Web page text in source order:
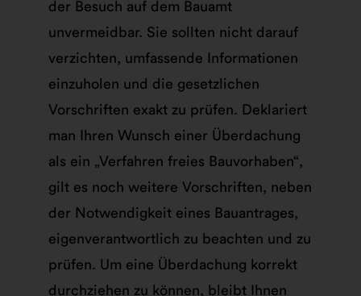
der Besuch auf dem Bauamt
unvermeidbar. Sie sollten nicht darauf
verzichten, umfassende Informationen
einzuholen und die gesetzlichen
Vorschriften exakt zu prüfen. Deklariert
man Ihren Wunsch einer Überdachung
als ein „Verfahren freies Bauvorhaben“,
gilt es noch weitere Vorschriften, neben
der Notwendigkeit eines Bauantrages,
eigenverantwortlich zu beachten und zu
prüfen. Um eine Überdachung korrekt
durchziehen zu können, bleibt Ihnen